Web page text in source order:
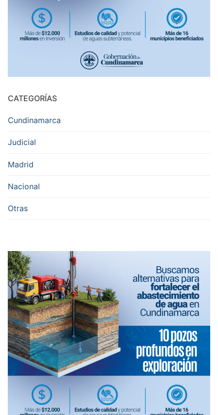
CATEGORÍAS
Cundinamarca
Judicial
Madrid
Nacional
Otras